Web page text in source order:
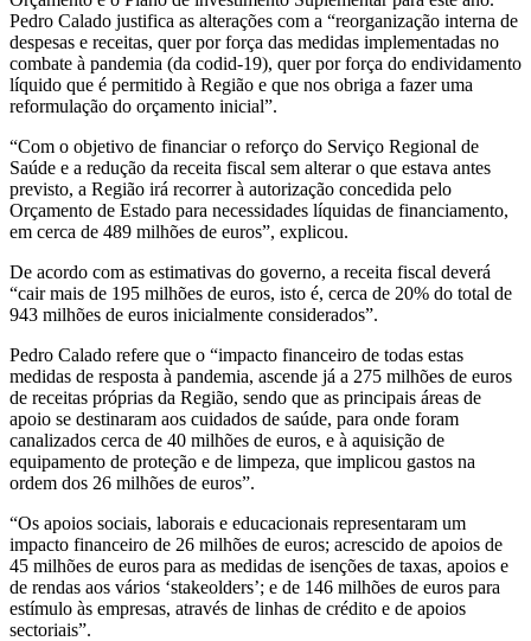
Pedro Calado justifica as alterações com a “reorganização interna de
despesas e receitas, quer por força das medidas implementadas no
combate à pandemia (da codid-19), quer por força do endividamento
líquido que é permitido à Região e que nos obriga a fazer uma
reformulação do orçamento inicial”.
“Com o objetivo de financiar o reforço do Serviço Regional de
Saúde e a redução da receita fiscal sem alterar o que estava antes
previsto, a Região irá recorrer à autorização concedida pelo
Orçamento de Estado para necessidades líquidas de financiamento,
em cerca de 489 milhões de euros”, explicou.
De acordo com as estimativas do governo, a receita fiscal deverá
“cair mais de 195 milhões de euros, isto é, cerca de 20% do total de
943 milhões de euros inicialmente considerados”.
Pedro Calado refere que o “impacto financeiro de todas estas
medidas de resposta à pandemia, ascende já a 275 milhões de euros
de receitas próprias da Região, sendo que as principais áreas de
apoio se destinaram aos cuidados de saúde, para onde foram
canalizados cerca de 40 milhões de euros, e à aquisição de
equipamento de proteção e de limpeza, que implicou gastos na
ordem dos 26 milhões de euros”.
“Os apoios sociais, laborais e educacionais representaram um
impacto financeiro de 26 milhões de euros; acrescido de apoios de
45 milhões de euros para as medidas de isenções de taxas, apoios e
de rendas aos vários ‘stakeolders’; e de 146 milhões de euros para
estímulo às empresas, através de linhas de crédito e de apoios
sectoriais”.